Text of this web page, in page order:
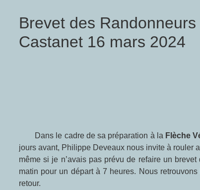
Brevet des
Castanet 16 mars 2024
Dans le cadre de sa préparation à la Flèche
jours avant, Philippe Deveaux nous invite à rouler
même si je n’avais pas prévu de refaire un
matin pour un départ à 7 heures. Nous
retour.